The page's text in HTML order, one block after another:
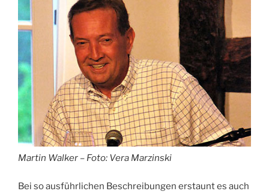
Martin Walker – Foto: Vera Marzinski
Bei so ausführlichen Beschreibungen erstaunt es auch